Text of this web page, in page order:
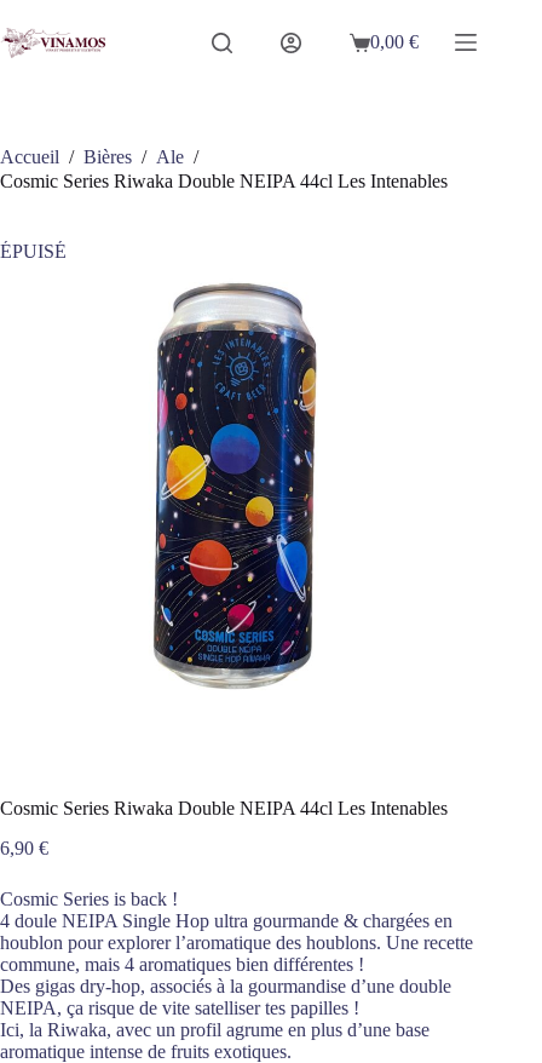
au
contenu
Panier
0,00€
Accueil / Bières / Ale /
Cosmic Series Riwaka Double NEIPA 44cl Les Intenables
ÉPUISÉ
Cosmic Series Riwaka Double NEIPA 44cl Les Intenables
6,90 €
Cosmic Series is back !
4 doule NEIPA Single Hop ultra gourmande & chargées en
houblon pour explorer l’aromatique des houblons. Une recette
commune, mais 4 aromatiques bien différentes !
Des gigas dry-hop, associés à la gourmandise d’une double
NEIPA, ça risque de vite satelliser tes papilles !
Ici, la Riwaka, avec un profil agrume en plus d’une base
aromatique intense de fruits exotiques.